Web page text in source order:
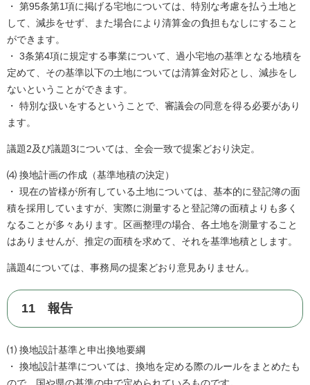
・ 第95条第1項に掲げる宅地については、特別な考慮を払う土地と
して、減歩をせず、また場合により清算金の負担もなしにすること
ができます。
・ 3条第4項に規定する事業について、過小宅地の基準となる地積を
定めて、その基準以下の土地については清算金対応とし、減歩をし
ないということができます。
・ 特別な扱いをするということで、審議会の同意を得る必要があり
ます。
議題2及び議題3については、全会一致で提案どおり決定。
⑷ 換地計画の作成（基準地積の決定）
・ 現在の皆様が所有している土地については、基本的に登記簿の面
積を採用していますが、実際に測量すると登記簿の面積よりも多く
なることが多々あります。区画整理の場合、各土地を測量すること
はありませんが、推定の面積を求めて、それを基準地積とします。
議題4については、事務局の提案どおり意見ありません。
11 報告
⑴ 換地設計基準と申出換地要綱
・ 換地設計基準については、換地を定める際のルールをまとめたも